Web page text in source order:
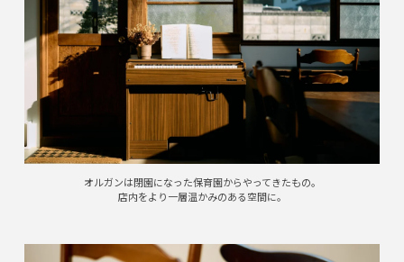
オルガンは閉園になった保育園からやってきたもの。
店内をより一層温かみのある空間に。